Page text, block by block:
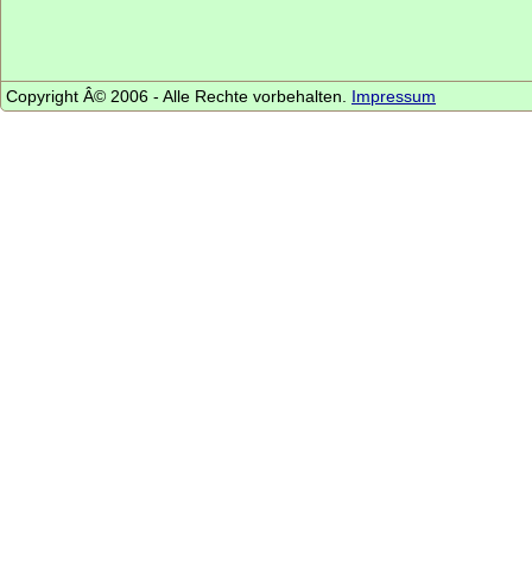
Copyright Â© 2006 - Alle Rechte vorbehalten. Impressum